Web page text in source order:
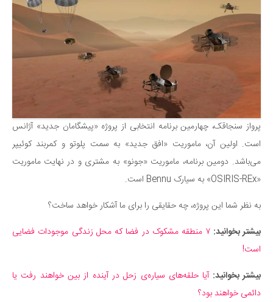
پرواز سنجاقک، چهارمین برنامه انتخابی از پروژه «پیشگامان جدید» آژانس
است. اولین آن، ماموریت «افق جدید» به سمت پلوتو و کمربند کوئیپر
می‌باشد. دومین برنامه، ماموریت «جونو» به مشتری و در نهایت ماموریت
«OSIRIS-REx» به سیارک Bennu است.
به نظر شما این پروژه، چه حقایقی را برای ما آشکار خواهد ساخت؟
بیشتر بخوانید:
۷ منطقه مشکوک در فضا که محل زندگی موجودات فضایی
است!
بیشتر بخوانید:آیا حلقه‌های سیاره‌ی زحل در آینده از بین خواهند رفت یا
دائمی خواهند بود؟